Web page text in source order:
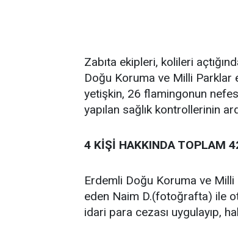
Zabıta ekipleri, kolileri
Doğu Koruma ve Milli Parklar
yetişkin, 26 flamingonun
yapılan sağlık kontrollerinin
4 KİŞİ HAKKINDA TOPLAM
Erdemli Doğu Koruma ve
eden Naim D.(fotoğrafta) ile
idari para cezası uygulayıp,